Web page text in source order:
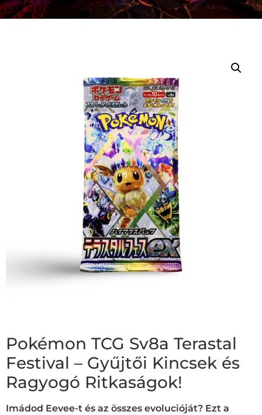
Pokémon TCG Sv8a Terastal
Festival – Gyűjtői Kincsek és
Ragyogó Ritkaságok!
Imádod Eevee-t és az összes evolucióját? Ezt a